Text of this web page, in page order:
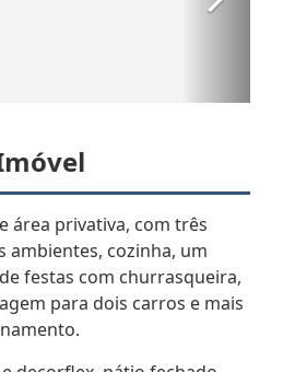
área privativa, com três
ambientes, cozinha, um
festas com churrasqueira,
para dois carros e mais